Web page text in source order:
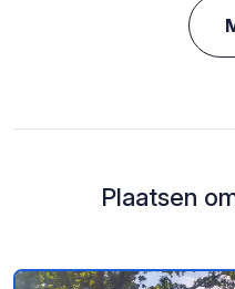
Plaatsen